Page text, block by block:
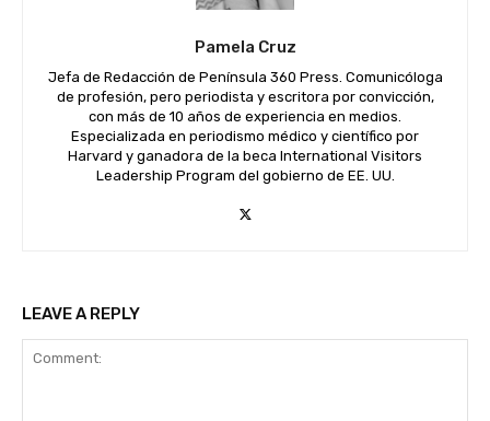
Pamela Cruz
Jefa de Redacción de Península 360 Press. Comunicóloga
de profesión, pero periodista y escritora por convicción,
con más de 10 años de experiencia en medios.
Especializada en periodismo médico y científico por
Harvard y ganadora de la beca International Visitors
Leadership Program del gobierno de EE. UU.
LEAVE A REPLY